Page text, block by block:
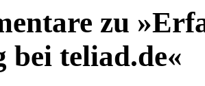
zu
bei teliad.de«